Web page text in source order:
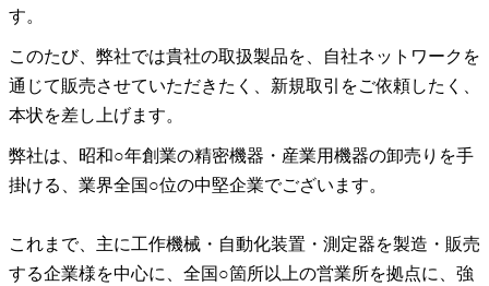
す。
このたび、弊社では貴社の取扱製品を、自社ネットワークを
通じて販売させていただきたく、新規取引をご依頼したく、
本状を差し上げます。
弊社は、昭和○年創業の精密機器・産業用機器の卸売りを手
掛ける、業界全国○位の中堅企業でございます。
これまで、主に工作機械・自動化装置・測定器を製造・販売
する企業様を中心に、全国○箇所以上の営業所を拠点に、強